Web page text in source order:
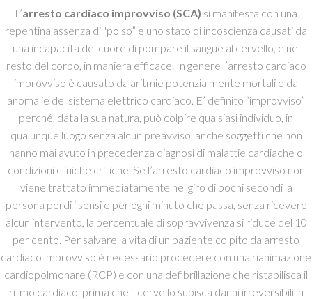
L’arresto cardiaco improvviso (SCA) si manifesta con una
repentina assenza di "polso” e uno stato di incoscienza causati da
una incapacità del cuore di pompare il sangue al cervello, e nel
resto del corpo, in maniera efficace. In genere l’arresto cardiaco
improvviso è causato da aritmie potenzialmente mortali e da
anomalie del sistema elettrico cardiaco. E’ definito “improvviso”
perché, data la sua natura, può colpire qualsiasi individuo, in
qualunque luogo senza alcun preavviso, anche soggetti che non
hanno mai avuto in precedenza diagnosi di malattie cardiache o
condizioni cliniche critiche. Se l’arresto cardiaco improvviso non
viene trattato immediatamente nel giro di pochi secondi la
persona perdi i sensi e per ogni minuto che passa, senza ricevere
alcun intervento, la percentuale di sopravvivenza si riduce del 10
per cento. Per salvare la vita di un paziente colpito da arresto
cardiaco improvviso è necessario procedere con una rianimazione
cardiopolmonare (RCP) e con una defibrillazione che ristabilisca il
ritmo cardiaco, prima che il cervello subisca danni irreversibili in